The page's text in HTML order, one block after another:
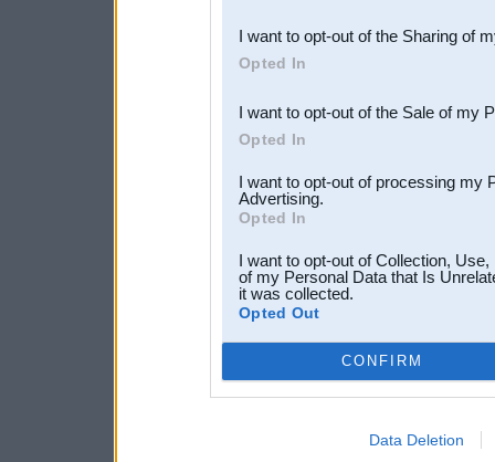
Downstream Participants
third parties.
I want to opt-out of the Sharing of
Opted In
I want to opt-out of the Sale of my
Opted In
I want to opt-out of processing my
Advertising.
Opted In
I want to opt-out of Collection,
of my Personal Data that Is
it was collected.
Opted Out
CONFIRM
Data Deletion